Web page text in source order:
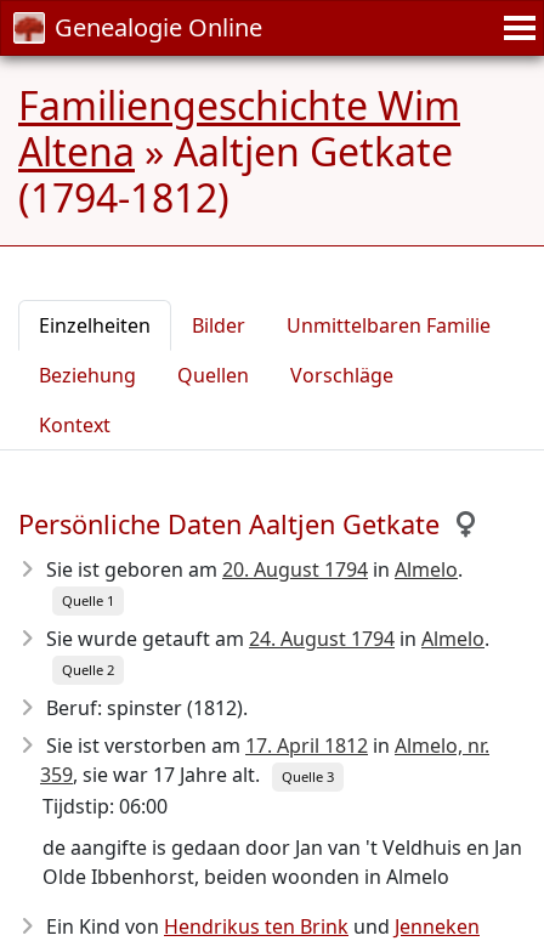
Genealogie Online
Familiengeschichte Wim
Altena » Aaltjen Getkate
(1794-1812)
Einzelheiten Bilder
Unmittelbaren Familie
Beziehung
Quellen
Vorschläge
Kontext
Persönliche Daten Aaltjen Getkate
Sie ist geboren am 20. August 1794 in Almelo.
Quelle 1
Sie wurde getauft am 24. August 1794 in Almelo.
Quelle 2
Beruf: spinster (1812).
Sie ist verstorben am 17. April 1812 in Almelo, nr.
359, sie war 17 Jahre alt. Quelle 3
Tijdstip: 06:00
de aangifte is gedaan door Jan van 't Veldhuis en Jan
Olde Ibbenhorst, beiden woonden in Almelo
Ein Kind von Hendrikus ten Brink und Jenneken